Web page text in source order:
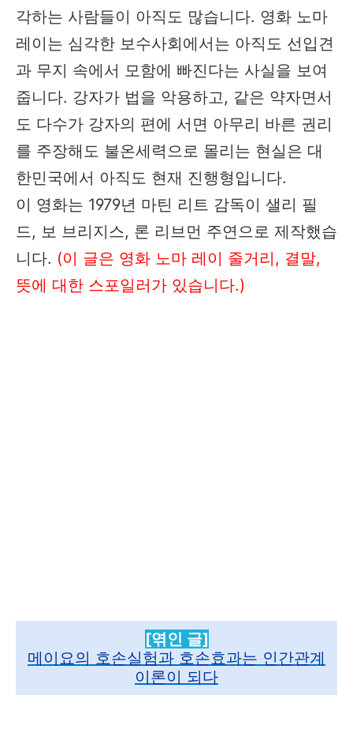
각하는 사람들이 아직도 많습니다. 영화 노마
레이는 심각한 보수사회에서는 아직도 선입견
과 무지 속에서 모함에 빠진다는 사실을 보여
줍니다. 강자가 법을 악용하고, 같은 약자면서
도 다수가 강자의 편에 서면 아무리 바른 권리
를 주장해도 불온세력으로 몰리는 현실은 대
한민국에서 아직도 현재 진행형입니다.
이 영화는 1979년 마틴 리트 감독이 샐리 필
드, 보 브리지스, 론 리브먼 주연으로 제작했습
니다. (이 글은 영화 노마 레이 줄거리, 결말,
뜻에 대한 스포일러가 있습니다.)
[엮인 글]
메이요의 호손실험과 호손효과는 인간관계
이론이 되다